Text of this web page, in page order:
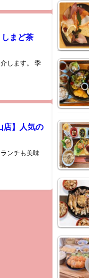
まど茶
します。 季
店】人気の
ンチも美味